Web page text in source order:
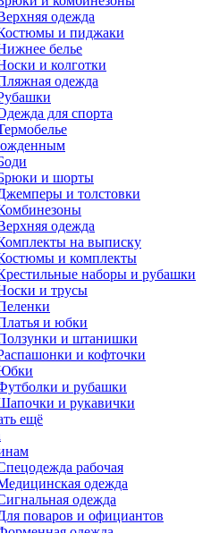
одежда
и пиджаки
белье
и колготки
одежда
для спорта
и шорты
и толстовки
одежда
на выписку
и комплекты
наборы и рубашки
и трусы
и юбки
и штанишки
и кофточки
и рубашки
и рукавички
ещё
рабочая
одежда
одежда
поваров и официантов